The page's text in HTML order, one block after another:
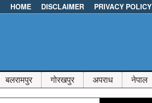
HOME DISCLAIMER PRIVACY POLICY
बलरामपुर गोरखपुर अपराध नेपाल